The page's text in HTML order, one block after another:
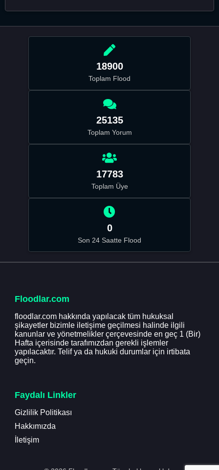
18900
Toplam Flood
25135
Toplam Yorum
17783
Toplam Üye
0
Son 24 Saatte Flood
Floodlar.com
floodlar.com hakkında yapılacak tüm hukuksal
şikayetler bizimle iletişime geçilmesi halinde ilgili
kanunlar ve yönetmelikler çerçevesinde en geç 1 (Bir)
Hafta içerisinde tarafımızdan gerekli işlemler
yapılacaktır. Telif ya da hukuki durumlar için irtibata
geçin.
Faydalı Linkler
Gizlilik Politikası
Hakkımızda
İletişim